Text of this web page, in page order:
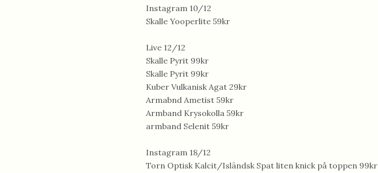
Instagram 10/12
Skalle Yooperlite 59kr
Live 12/12
Skalle Pyrit 99kr
Skalle Pyrit 99kr
Kuber Vulkanisk Agat 29kr
Armabnd Ametist 59kr
Armband Krysokolla 59kr
armband Selenit 59kr
Instagram 18/12
Torn Optisk Kalcit/Isländsk Spat liten knick på toppen 99kr